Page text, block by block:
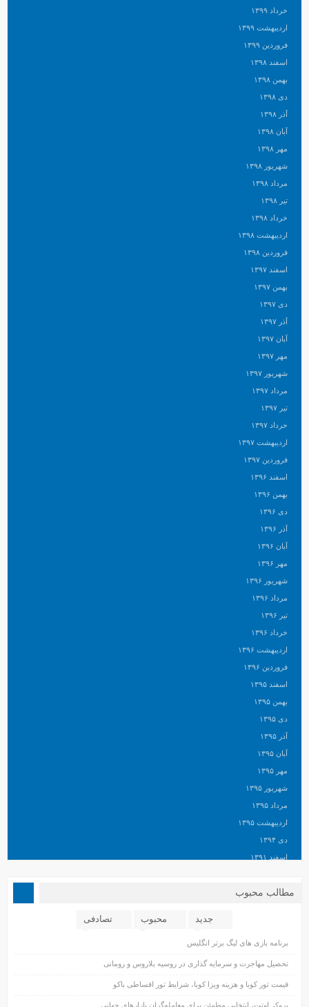
خرداد ۱۳۹۹
اردیبهشت ۱۳۹۹
فروردین ۱۳۹۹
اسفند ۱۳۹۸
بهمن ۱۳۹۸
دی ۱۳۹۸
آذر ۱۳۹۸
آبان ۱۳۹۸
مهر ۱۳۹۸
شهریور ۱۳۹۸
مرداد ۱۳۹۸
تیر ۱۳۹۸
خرداد ۱۳۹۸
اردیبهشت ۱۳۹۸
فروردین ۱۳۹۸
اسفند ۱۳۹۷
بهمن ۱۳۹۷
دی ۱۳۹۷
آذر ۱۳۹۷
آبان ۱۳۹۷
مهر ۱۳۹۷
شهریور ۱۳۹۷
مرداد ۱۳۹۷
تیر ۱۳۹۷
خرداد ۱۳۹۷
اردیبهشت ۱۳۹۷
فروردین ۱۳۹۷
اسفند ۱۳۹۶
بهمن ۱۳۹۶
دی ۱۳۹۶
آذر ۱۳۹۶
آبان ۱۳۹۶
مهر ۱۳۹۶
شهریور ۱۳۹۶
مرداد ۱۳۹۶
تیر ۱۳۹۶
خرداد ۱۳۹۶
اردیبهشت ۱۳۹۶
فروردین ۱۳۹۶
اسفند ۱۳۹۵
بهمن ۱۳۹۵
دی ۱۳۹۵
آذر ۱۳۹۵
آبان ۱۳۹۵
مهر ۱۳۹۵
شهریور ۱۳۹۵
مرداد ۱۳۹۵
اردیبهشت ۱۳۹۵
دی ۱۳۹۴
اسفند ۱۳۹۱
مطالب محبوب
جدید محبوب تصادفی
برنامه بازی های لیگ برتر انگلیس
تحصیل مهاجرت و سرمایه گذاری در روسیه بلاروس و رومانی
قیمت تور کوبا و هزینه ویزا کوبا، شرایط تور اقساطی باکو
بروکر اوتت، انتخابی مطمئن برای معامله‌گران بازارهای جهانی